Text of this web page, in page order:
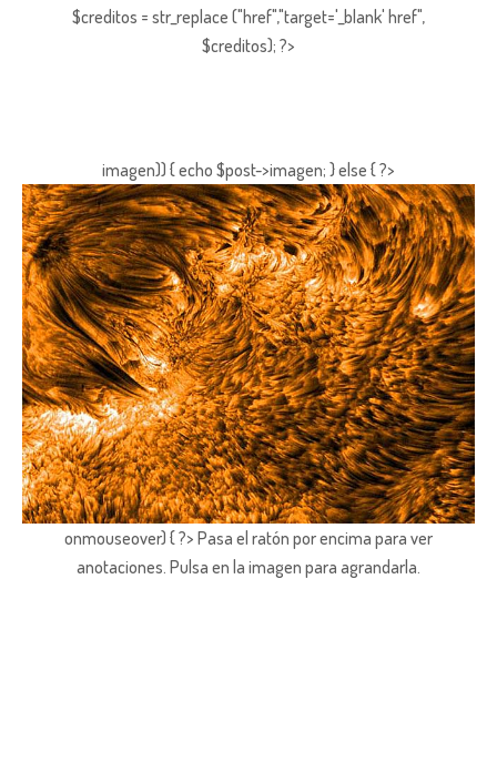
$creditos = str_replace ("href","target='_blank' href",
$creditos); ?>
imagen)) { echo $post->imagen; } else { ?>
onmouseover) { ?> Pasa el ratón por encima para ver
anotaciones. Pulsa en la imagen para agrandarla.